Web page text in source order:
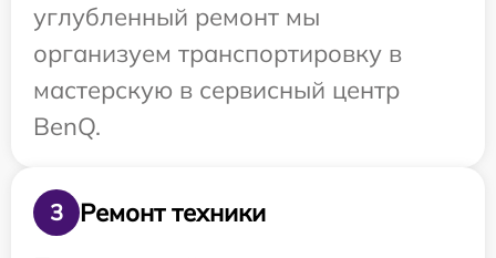
углубленный ремонт мы
организуем транспортировку в
мастерскую в сервисный центр
BenQ.
3
Ремонт техники